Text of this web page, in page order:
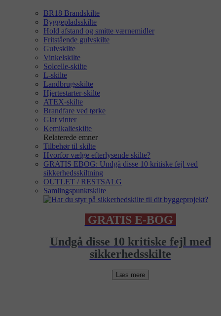
BR18 Brandskilte
Byggepladsskilte
Hold afstand og smitte værnemidler
Fritstående gulvskilte
Gulvskilte
Vinkelskilte
Solcelle-skilte
L-skilte
Landbrugsskilte
Hjertestarter-skilte
ATEX-skilte
Brandfare ved tørke
Glat vinter
Kemikalieskilte
Relaterede emner
Tilbehør til skilte
Hvorfor vælge efterlysende skilte?
GRATIS EBOG: Undgå disse 10 kritiske fejl ved
sikkerhedsskiltning
OUTLET / RESTSALG
Samlingspunktskilte
GRATIS E-BOG
Undgå disse 10 kritiske fejl med
sikkerhedsskilte
Læs mere